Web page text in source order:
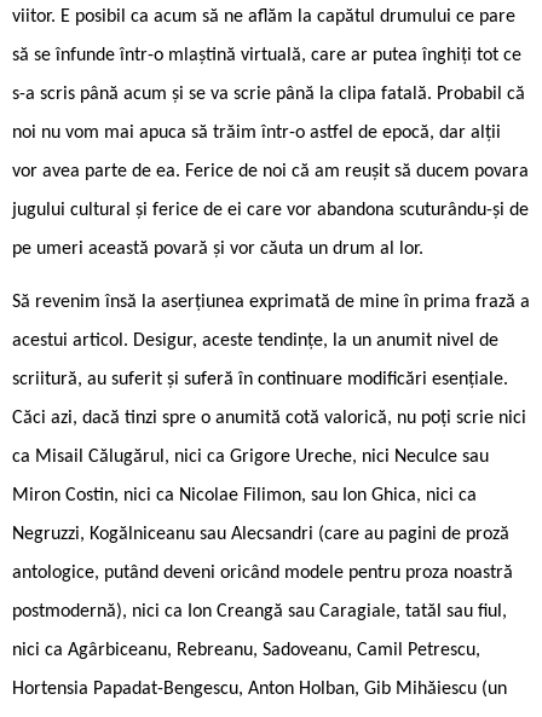
viitor. E posibil ca acum să ne aflăm la capătul drumului ce pare
să se înfunde într-o mlaștină virtuală, care ar putea înghiți tot ce
s-a scris până acum și se va scrie până la clipa fatală. Probabil că
noi nu vom mai apuca să trăim într-o astfel de epocă, dar alții
vor avea parte de ea. Ferice de noi că am reușit să ducem povara
jugului cultural și ferice de ei care vor abandona scuturându-și de
pe umeri această povară și vor căuta un drum al lor.
Să revenim însă la aserțiunea exprimată de mine în prima frază a
acestui articol. Desigur, aceste tendințe, la un anumit nivel de
scriitură, au suferit și suferă în continuare modificări esențiale.
Căci azi, dacă tinzi spre o anumită cotă valorică, nu poți scrie nici
ca Misail Călugărul, nici ca Grigore Ureche, nici Neculce sau
Miron Costin, nici ca Nicolae Filimon, sau Ion Ghica, nici ca
Negruzzi, Kogălniceanu sau Alecsandri (care au pagini de proză
antologice, putând deveni oricând modele pentru proza noastră
postmodernă), nici ca Ion Creangă sau Caragiale, tatăl sau fiul,
nici ca Agârbiceanu, Rebreanu, Sadoveanu, Camil Petrescu,
Hortensia Papadat-Bengescu, Anton Holban, Gib Mihăiescu (un